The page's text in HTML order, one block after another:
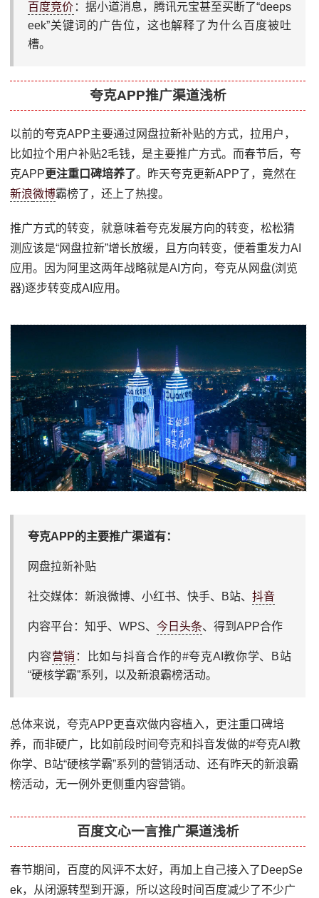
百度竞价 ：据小道消息，腾讯元宝甚至买断了“deeps
eek”关键词的广告位，这也解释了为什么百度被吐
槽。
夸克APP推广渠道浅析
以前的夸克APP主要通过网盘拉新补贴的方式，拉用户，
比如拉个用户补贴2毛钱，是主要推广方式。而春节后，夸
克APP更注重口碑培养了。昨天夸克更新APP了，竟然在
新浪微博霸榜了，还上了热搜。
推广方式的转变，就意味着夸克发展方向的转变，松松猜
测应该是“网盘拉新”增长放缓，且方向转变，便着重发力AI
应用。因为阿里这两年战略就是AI方向，夸克从网盘(浏览
器)逐步转变成AI应用。
夸克APP的主要推广渠道有：
网盘拉新补贴
社交媒体：新浪微博、小红书、快手、B站、抖音
内容平台：知乎、WPS、今日头条、得到APP合作
内容营销 ：比如与抖音合作的#夸克AI教你学、B站
“硬核学霸”系列，以及新浪霸榜活动。
总体来说，夸克APP更喜欢做内容植入，更注重口碑培
养，而非硬广，比如前段时间夸克和抖音发做的#夸克AI教
你学、B站“硬核学霸”系列的营销活动、还有昨天的新浪霸
榜活动，无一例外更侧重内容营销。
百度文心一言推广渠道浅析
春节期间，百度的风评不太好，再加上自己接入了DeepSe
ek，从闭源转型到开源，所以这段时间百度减少了不少广